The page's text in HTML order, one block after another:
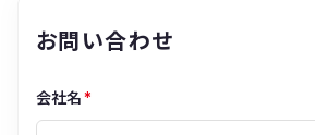
お問い合わせ
会社名*